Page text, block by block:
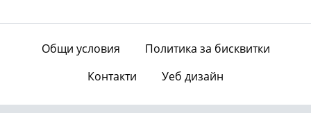
Общи условия
Политика за бисквитки
Контакти
Уеб дизайн